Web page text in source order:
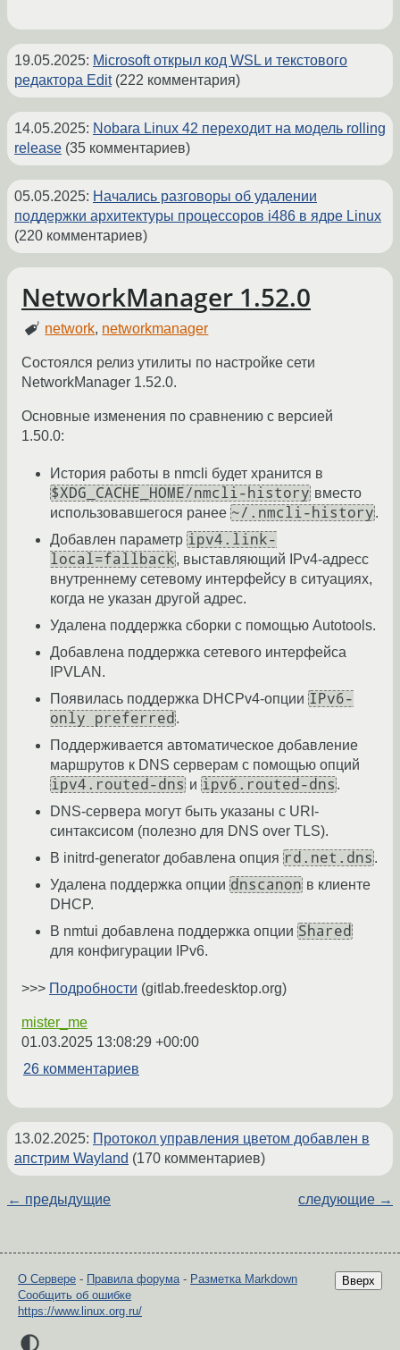
19.05.2025: Microsoft открыл код WSL и текстового
редактора Edit(222 комментария)
14.05.2025: Nobara Linux 42 переходит на модель rolling
release (35 комментариев)
05.05.2025: Начались разговоры об удалении
поддержки архитектуры процессоров i486 в ядре Linux
(220 комментариев)
NetworkManager 1.52.0
network, networkmanager
Состоялся релиз утилиты по настройке сети
NetworkManager 1.52.0.
Основные изменения по сравнению с версией
1.50.0:
История работы в nmcli будет хранится в
$XDG_CACHE_HOME/nmcli-history вместо
использовавшегося ранее ~/.nmcli-history.
Добавлен параметр ipv4.link-
local=fallback, выставляющий IPv4-адресс
внутреннему сетевому интерфейсу в ситуациях,
когда не указан другой адрес.
Удалена поддержка сборки с помощью Autotools.
Добавлена поддержка сетевого интерфейса
IPVLAN.
Появилась поддержка DHCPv4-опции IPv6-
only preferred .
Поддерживается автоматическое добавление
маршрутов к DNS серверам с помощью опций
ipv4.routed-dns и ipv6.routed-dns .
DNS-сервера могут быть указаны с URI-
синтаксисом (полезно для DNS over TLS).
В initrd-generator добавлена опция rd.net.dns .
Удалена поддержка опции dnscanon в клиенте
DHCP.
В nmtui добавлена поддержка опции Shared
для конфигурации IPv6.
>>> Подробности (gitlab.freedesktop.org)
mister_me
01.03.2025 13:08:29 +00:00
26 комментариев
13.02.2025: Протокол управления цветом добавлен в
апстрим Wayland (170 комментариев)
← предыдущие следующие →
Вверх
О Сервере - Правила форума- Разметка Markdown
Сообщить об ошибке
https://www.linux.org.ru/